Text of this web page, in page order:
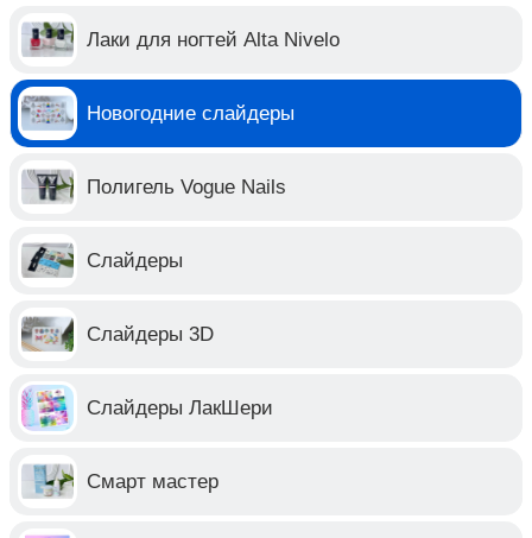
Лаки для ногтей Alta Nivelo
Новогодние слайдеры
Полигель Vogue Nails
Слайдеры
Слайдеры 3D
Слайдеры ЛакШери
Смарт мастер